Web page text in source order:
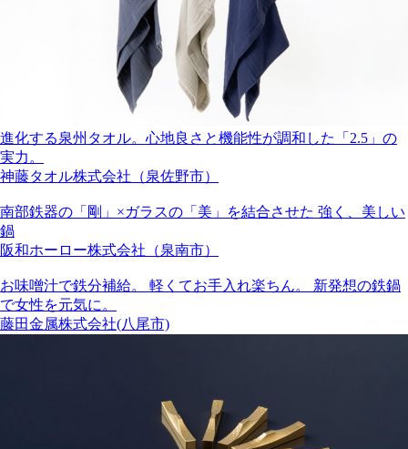
進化する泉州タオル。心地良さと機能性が調和した「2.5」の
実力。
神藤タオル株式会社（泉佐野市）
南部鉄器の「剛」×ガラスの「美」を結合させた 強く、美しい
鍋
阪和ホーロー株式会社（泉南市）
お味噌汁で鉄分補給。 軽くてお手入れ楽ちん。 新発想の鉄鍋
で女性を元気に。
藤田金属株式会社(八尾市)